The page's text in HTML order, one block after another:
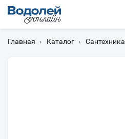
Главная › Каталог › Сантехника